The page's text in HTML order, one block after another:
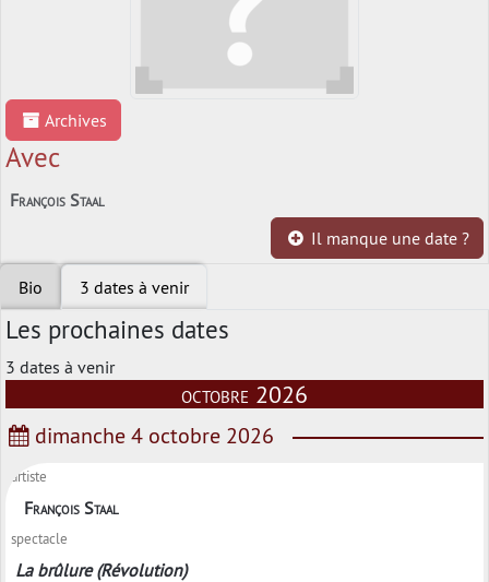
Archives
Avec
François Staal
Il manque une date ?
Bio 3 dates à venir
Les prochaines dates
3 dates à venir
octobre 2026
dimanche 4 octobre 2026
artiste
François Staal
spectacle
La brûlure (Révolution)